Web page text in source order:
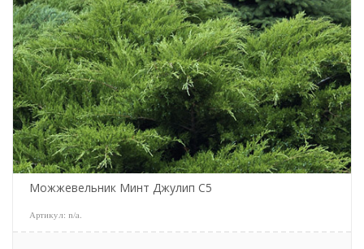
Можжевельник Минт Джулип С5
Артикул: n/a